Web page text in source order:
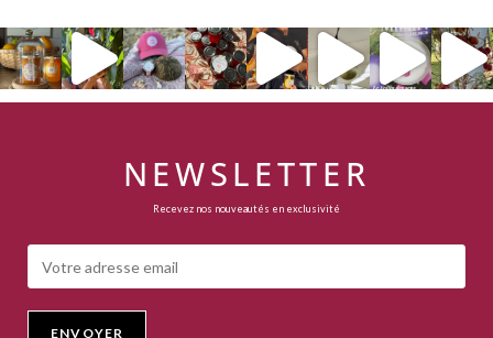
NEWSLETTER
Recevez nos nouveautés en exclusivité